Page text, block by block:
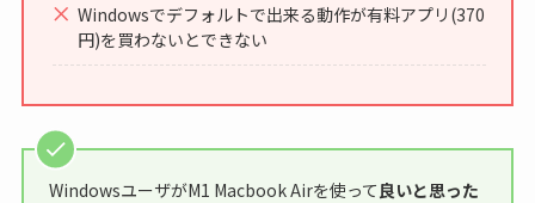
Windowsでデフォルトで出来る動作が有料アプリ(370
円)を買わないとできない
WindowsユーザがM1 Macbook Airを使って 良いと思った